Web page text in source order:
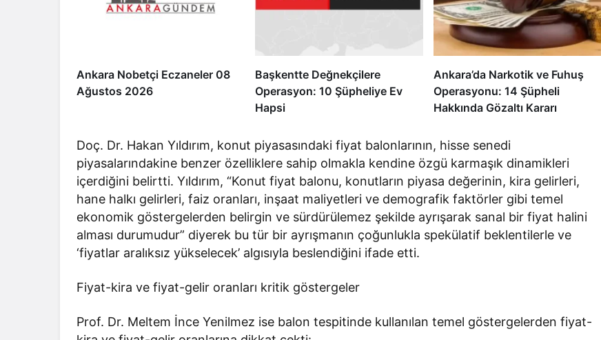
Ankara Nobetçi Eczaneler 08
Ağustos 2026
Başkentte Değnekçilere
Operasyon: 10 Şüpheliye Ev
Hapsi
Ankara’da Narkotik ve Fuhuş
Operasyonu: 14 Şüpheli
Hakkında Gözaltı Kararı
Doç. Dr. Hakan Yıldırım, konut piyasasındaki fiyat balonlarının, hisse senedi
piyasalarındakine benzer özelliklere sahip olmakla kendine özgü karmaşık dinamikleri
içerdiğini belirtti. Yıldırım, “Konut fiyat balonu, konutların piyasa değerinin, kira gelirleri,
hane halkı gelirleri, faiz oranları, inşaat maliyetleri ve demografik faktörler gibi temel
ekonomik göstergelerden belirgin ve sürdürülemez şekilde ayrışarak sanal bir fiyat halini
alması durumudur” diyerek bu tür bir ayrışmanın çoğunlukla spekülatif beklentilerle ve
‘fiyatlar aralıksız yükselecek’ algısıyla beslendiğini ifade etti.
Fiyat-kira ve fiyat-gelir oranları kritik göstergeler
Prof. Dr. Meltem İnce Yenilmez ise balon tespitinde kullanılan temel göstergelerden fiyat-